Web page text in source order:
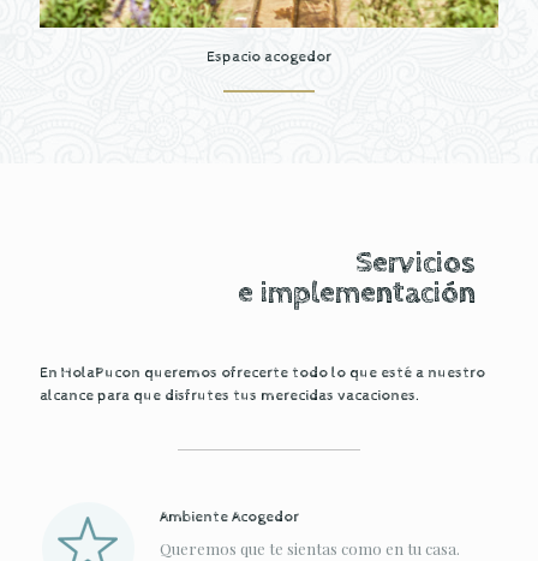
Espacio acogedor
Servicios
e implementación
En HolaPucon queremos ofrecerte todo lo que esté a nuestro
alcance para que disfrutes tus merecidas vacaciones.
Ambiente Acogedor
Queremos que te sientas como en tu casa.